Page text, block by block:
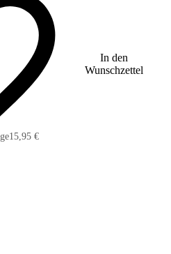
In den
Wunschzettel
15,95 €